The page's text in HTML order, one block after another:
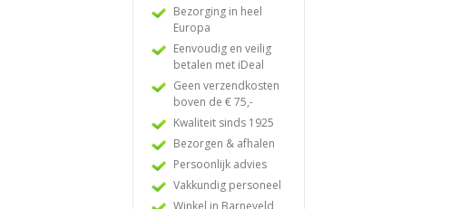
Bezorging in heel
Europa
Eenvoudig en veilig
betalen met iDeal
Geen verzendkosten
boven de € 75,-
Kwaliteit sinds 1925
Bezorgen & afhalen
Persoonlijk advies
Vakkundig personeel